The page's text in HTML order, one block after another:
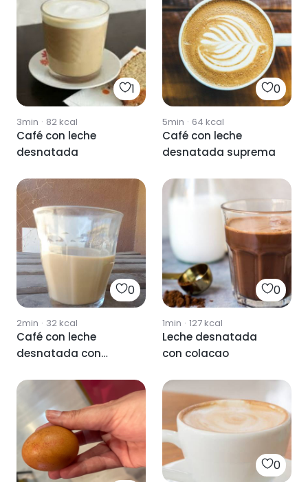
1
3min · 82kcal
Café con leche
desnatada
0
5min · 64 kcal
Café con leche
desnatada suprema
0
2min · 32kcal
Café con leche
desnatada con
0
1min · 127kcal
Leche desnatada
con colacao
0